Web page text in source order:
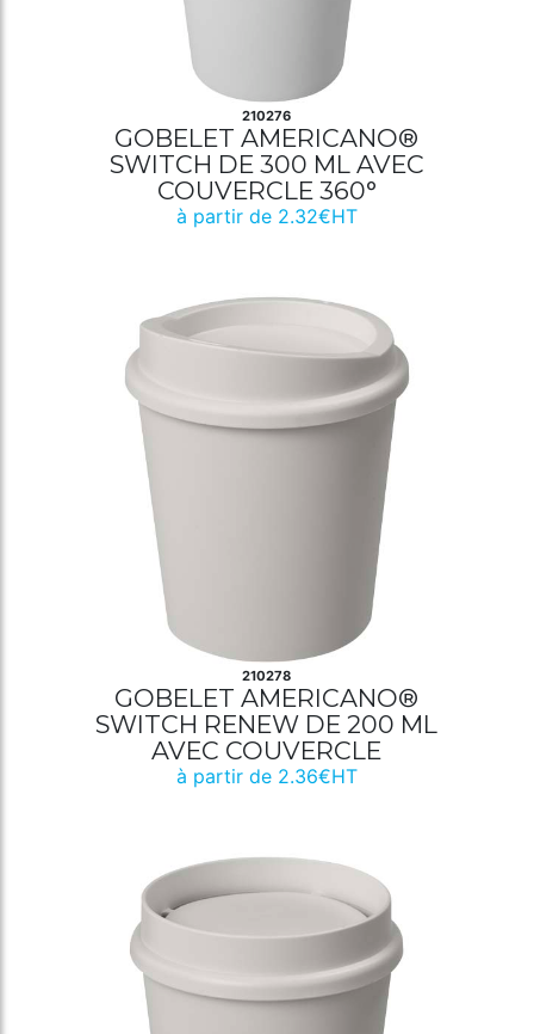
210276
GOBELET AMERICANO®
SWITCH DE 300 ML AVEC
COUVERCLE 360°
à partir de 2.32€HT
210278
GOBELET AMERICANO®
SWITCH RENEW DE 200 ML
AVEC COUVERCLE
à partir de 2.36€HT